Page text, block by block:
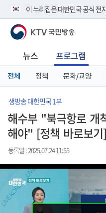
이 누리집은 대한민국 공식 전
공식 누리집 주소 확인하기
니다.
이밖에 or.kr 또는 .kr등 다른 도
서 도메인 주소를 확인해 보세요
KTV 국민방송
뉴스 프로그램
전체 정책 문화/교양
생방송 대한민국 1부
해수부 "북극항로 개
해야" [정책 바로보기]
등록일 : 2025.07.24 11:55